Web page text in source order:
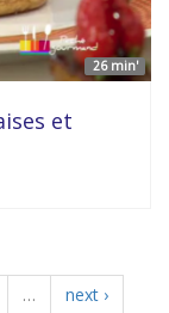
26 min'
et
…
next ›